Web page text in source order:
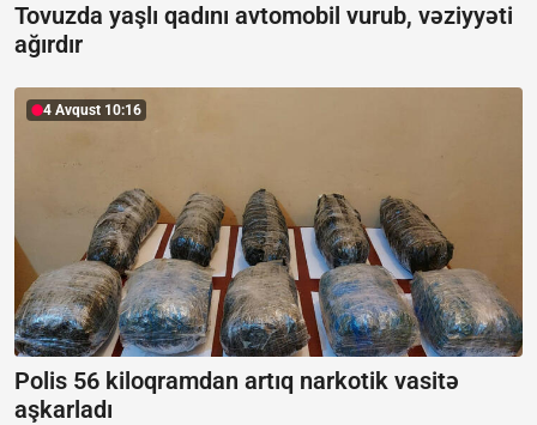
Tovuzda yaşlı qadını avtomobil vurub, vəziyyəti
ağırdır
4 Avqust 10:16
Polis 56 kiloqramdan artıq narkotik vasitə
aşkarladı